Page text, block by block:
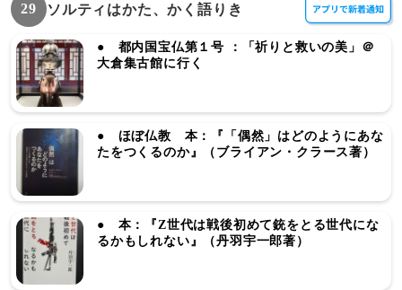
29 ソルティはかた、かく語りき
● 都内国宝仏第１号 ：「祈りと救いの美」＠
大倉集古館に行く
● ほぼ仏教 本：『「偶然」はどのようにあな
たをつくるのか』（ブライアン・クラース著）
● 本：『Z世代は戦後初めて銃をとる世代にな
るかもしれない』（丹羽宇一郎著）